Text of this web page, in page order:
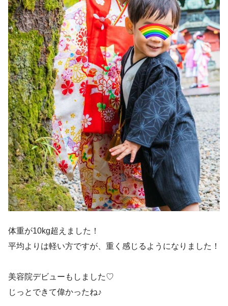
体重が10kg超えました！
平均よりは軽い方ですが、重く感じるようになりました！
美容院デビューもしました♡
じっとできて偉かったね♪